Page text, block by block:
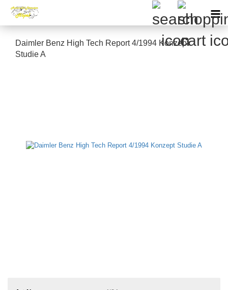
Daimler Benz High Tech Report 4/1994 Konzept
Studie A